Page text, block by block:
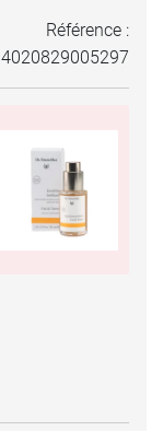
Référence :
4020829005297